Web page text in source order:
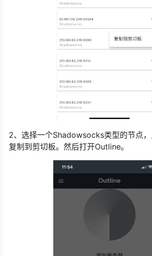
2、选择一个Shadowsocks类型的节点
复制到剪切板。然后打开Outline。